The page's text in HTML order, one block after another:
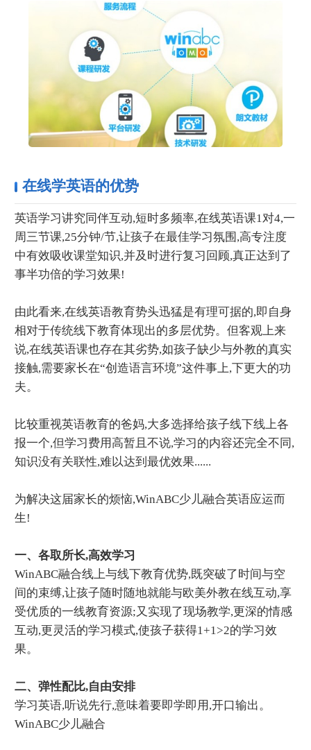
在线学英语的优势
英语学习讲究同伴互动,短时多频率,在线英语课1对4,一
周三节课,25分钟/节,让孩子在最佳学习氛围,高专注度
中有效吸收课堂知识,并及时进行复习回顾,真正达到了
事半功倍的学习效果!
由此看来,在线英语教育势头迅猛是有理可据的,即自身
相对于传统线下教育体现出的多层优势。但客观上来
说,在线英语课也存在其劣势,如孩子缺少与外教的真实
接触,需要家长在“创造语言环境”这件事上,下更大的功
夫。
比较重视英语教育的爸妈,大多选择给孩子线下线上各
报一个,但学习费用高暂且不说,学习的内容还完全不同,
知识没有关联性,难以达到最优效果......
为解决这届家长的烦恼,WinABC少儿融合英语应运而
生!
一、各取所长,高效学习
WinABC融合线上与线下教育优势,既突破了时间与空
间的束缚,让孩子随时随地就能与欧美外教在线互动,享
受优质的一线教育资源;又实现了现场教学,更深的情感
互动,更灵活的学习模式,使孩子获得1+1>2的学习效
果。
二、弹性配比,自由安排
学习英语,听说先行,意味着要即学即用,开口输出。
WinABC少儿融合